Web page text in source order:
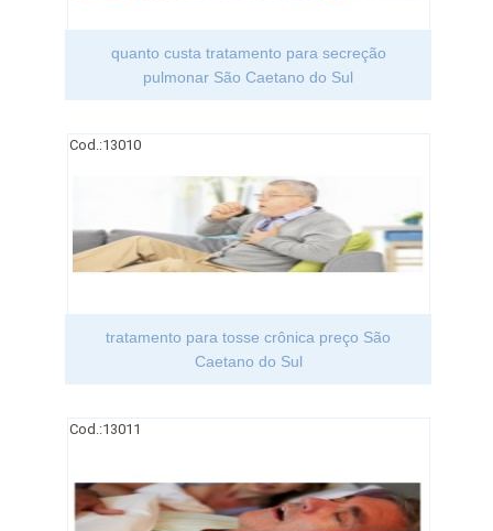
quanto custa tratamento para secreção
pulmonar São Caetano do Sul
Cod.:13010
tratamento para tosse crônica preço São
Caetano do Sul
Cod.:13011